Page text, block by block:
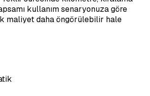
kullanım senaryonuza göre
maliyet daha öngörülebilir hale